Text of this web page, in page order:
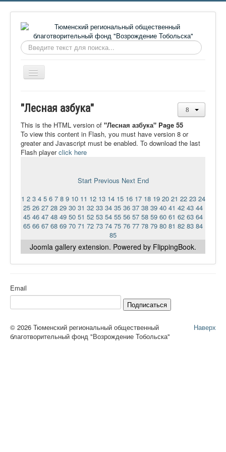
Искать...
Включить/
выключить
О фонде
Онлайн библиотека
Видеоматериалы
Сайт проекта Достоевский
Ермаковополе.рф
"Лесная азбука"
This is the HTML version of "Лесная азбука" Page 55
To view this content in Flash, you must have version 8 or
greater and Javascript must be enabled. To download the last
Flash playerclick here
Start Previous Next End
1 2 3 4 5 6 7 8 9 10 11 12 13 14 15 16 17 18 19 20 21 22 23 24
25 26 27 28 29 30 31 32 33 34 35 36 37 38 39 40 41 42 43 44
45 46 47 48 49 50 51 52 53 54 55 56 57 58 59 60 61 62 63 64
65 66 67 68 69 70 71 72 73 74 75 76 77 78 79 80 81 82 83 84
85
Joomla gallery extension. Powered by FlippingBook.
Email
Подписаться
Наверх
© 2026 Тюменский региональный общественный
благотворительный фонд "Возрождение Тобольска"